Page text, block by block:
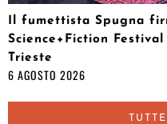
Il fumettista Spugna
Science+Fiction
Trieste
6 AGOSTO 2026